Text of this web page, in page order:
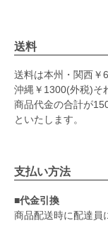
送料
送料は本州・関西￥
沖縄￥1300(外税)そ
商品代金の合計が
といたします。
支払い方法
■代金引換
商品配送時に配達員